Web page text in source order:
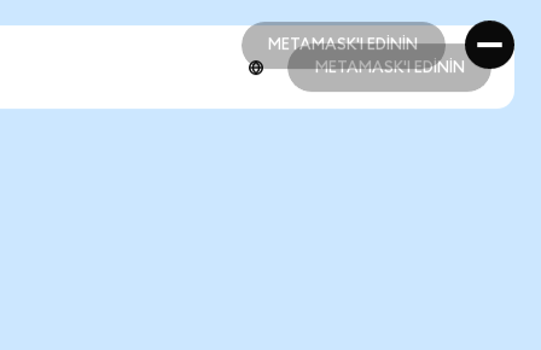
METAMASK'I EDİNİN
METAMASK'I EDİNİN
METAMASK'I EDİNİN